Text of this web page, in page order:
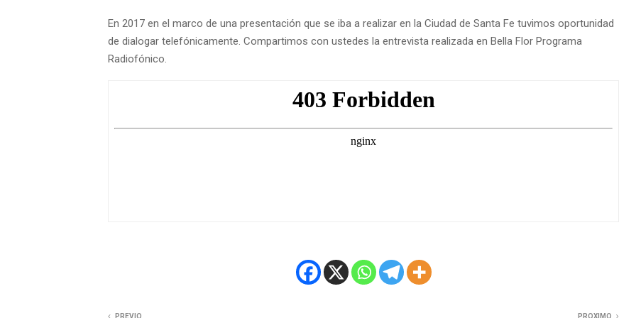
En 2017 en el marco de una presentación que se iba a realizar en la Ciudad de Santa Fe tuvimos oportunidad
de dialogar telefónicamente. Compartimos con ustedes la entrevista realizada en Bella Flor Programa
Radiofónico.
PREVIO PROXIMO